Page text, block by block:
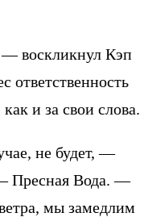
воскликнул Кэп
ответственность
и за свои слова.
не будет, —
Пресная Вода. —
мы замедлим